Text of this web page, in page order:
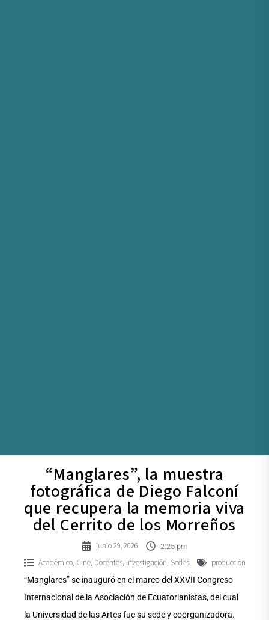
“Manglares”, la muestra
fotográfica de Diego Falconí
que recupera la memoria viva
del Cerrito de los Morreños
junio 29, 2026 2:25 pm
Académico, Cine, Docentes, Investigación Sedes producción
“Manglares” se inauguró en el marco del XXVII Congreso
Internacional de la Asociación de Ecuatorianistas, del cual
la Universidad de las Artes fue su sede y coorganizadora.